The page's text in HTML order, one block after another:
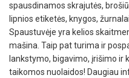
spausdinamos skrajutės,
lipnios etiketės, knygos,
Spaustuvėje yra kelios
mašina. Taip pat turima ir
lankstymo, bigavimo, įrišimo ir
taikomos nuolaidos! Daugiau